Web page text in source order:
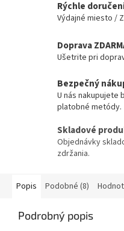
Rýchle
Výdajné miesto /
Doprava
Ušetrite pri
Bezpečný
U nás
platobné metódy.
Skladové
Objednávky
zdržania.
Popis Podobné (8)
Podrobný popis